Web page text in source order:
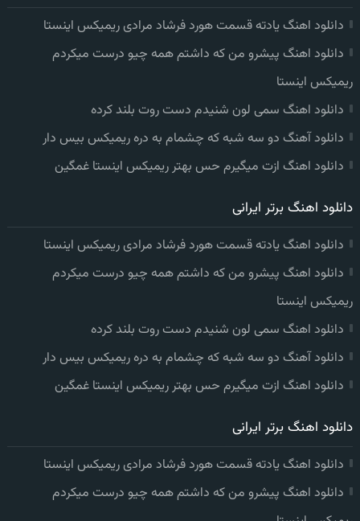
دانلود اهنگ یادته قسمت هورد فرشاد مرادی ریمیکس اینستا
دانلود اهنگ پیشرو من که داشتم همه چیو درست میکردم
ریمیکس اینستا
دانلود اهنگ سمی لون شنیدم دست روت بلند کرده
دانلود آهنگ دو سه شبه که چشمام به دره ریمیکس بیس دار
دانلود اهنگ ازت میگیرم حس بهتر ریمیکس اینستا غمگین
دانلود اهنگ برتر ایرانی
دانلود اهنگ یادته قسمت هورد فرشاد مرادی ریمیکس اینستا
دانلود اهنگ پیشرو من که داشتم همه چیو درست میکردم
ریمیکس اینستا
دانلود اهنگ سمی لون شنیدم دست روت بلند کرده
دانلود آهنگ دو سه شبه که چشمام به دره ریمیکس بیس دار
دانلود اهنگ ازت میگیرم حس بهتر ریمیکس اینستا غمگین
دانلود اهنگ برتر ایرانی
دانلود اهنگ یادته قسمت هورد فرشاد مرادی ریمیکس اینستا
دانلود اهنگ پیشرو من که داشتم همه چیو درست میکردم